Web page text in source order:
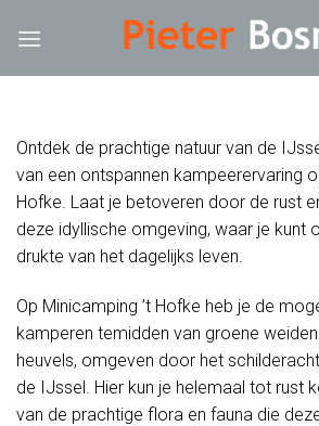
Ontdek de prachtige natuur van de
van een ontspannen kampeerervaring
Hofke. Laat je betoveren door de rust
deze idyllische omgeving, waar je kunt
drukte van het dagelijks leven.
Op Minicamping ’t Hofke heb je de
kamperen temidden van groene
heuvels, omgeven door het
de IJssel. Hier kun je helemaal tot rust
van de prachtige flora en fauna die